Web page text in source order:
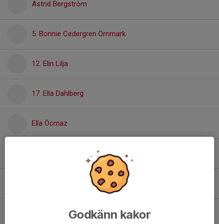
Astrid Bergström
5. Bonnie Cedergren Örnmark
12. Elin Lilja
17. Ella Dahlberg
Ella Öcmaz
18. Emily WoodsGodkänn kakor